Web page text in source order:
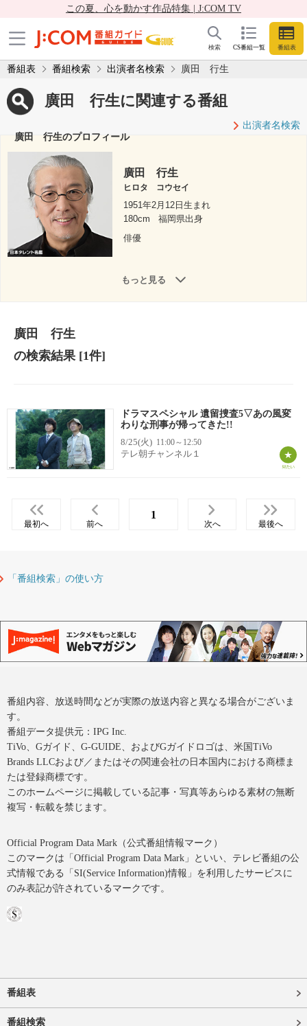
この夏、心を動かす作品特集 | J:COM TV
CS番組一覧 番組表
検索
番組表 番組検索 出演者名検索 廣田 行生
廣田 行生に関連する番組
出演者名検索
廣田 行生のプロフィール
廣田 行生
ヒロタ コウセイ
1951年2月12日生まれ
180cm
福岡県出身
俳優
もっと見る
廣田 行生
の検索結果[1件]
ドラマスペシャル 遺留捜査5▽あの風変
わりな刑事が帰ってきた!!
8/25(火) 11:00～12:50
テレ朝チャンネル１
最初へ 前へ
1
次へ 最後へ
「番組検索」の使い方
番組内容、放送時間などが実際の放送内容と異なる場合がございま
す。
番組データ提供元：IPG Inc.
TiVo、Gガイド、G-GUIDE、およびGガイドロゴは、米国TiVo
Brands LLCおよび／またはその関連会社の日本国内における商標ま
たは登録商標です。
このホームページに掲載している記事・写真等あらゆる素材の無断
複写・転載を禁じます。
Official Program Data Mark（公式番組情報マーク）
このマークは「Official Program Data Mark」といい、テレビ番組の公
式情報である「SI(Service Information)情報」を利用したサービスに
のみ表記が許されているマークです。
番組表
番組検索